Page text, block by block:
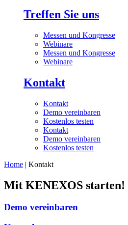
Treffen Sie uns
Messen und Kongresse
Webinare
Messen und Kongresse
Webinare
Kontakt
Kontakt
Demo vereinbaren
Kostenlos testen
Kontakt
Demo vereinbaren
Kostenlos testen
Home | Kontakt
Mit KENEXOS starten!
Demo vereinbaren